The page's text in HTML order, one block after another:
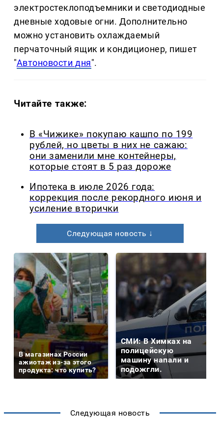
электростеклоподъемники и светодиодные
дневные ходовые огни. Дополнительно
можно установить охлаждаемый
перчаточный ящик и кондиционер, пишет
"Автоновости дня".
Читайте также:
В «Чижике» покупаю кашпо по 199
рублей, но цветы в них не сажаю:
они заменили мне контейнеры,
которые стоят в 5 раз дороже
Ипотека в июле 2026 года:
коррекция после рекордного июня и
усиление вторички
Следующая новость ↓
В магазинах России
ажиотаж из-за этого
продукта: что купить?
СМИ: В Химках на
полицейскую
машину напали и
подожгли.
Следующая новость